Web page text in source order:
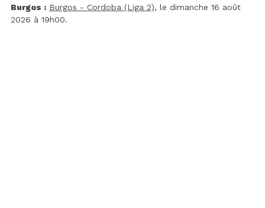
Burgos : Burgos - Cordoba (Liga 2), le dimanche 16 août
2026 à 19h00.